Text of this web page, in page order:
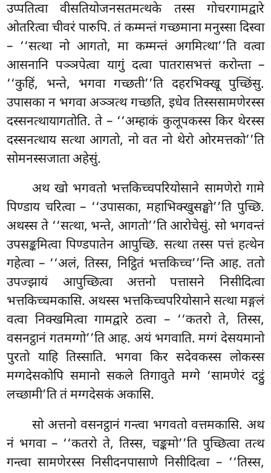
उप्पतित्वा वीसतियोजनसतमत्थके तस्स गोचरगामद्वारे
ओतरित्वा चीवरं पारुपि. तं कम्मन्तं गच्छमाना मनुस्सा दिस्वा
– ‘‘सत्था नो आगतो, मा कम्मन्तं अगमित्था’’ति वत्वा
आसनानि पञ्ञपेत्वा यागुं दत्वा पातरासभत्तं करोन्ता –
‘‘कुहिं, भन्ते, भगवा गच्छती’’ति दहरभिक्खू पुच्छिंसु.
उपासका न भगवा अञ्ञत्थ गच्छति, इधेव तिस्ससामणेरस्स
दस्सनत्थायागतोति. ते – ‘‘अम्हाकं कुलूपकस्स किर थेरस्स
दस्सनत्थाय सत्था आगतो, नो वत नो थेरो ओरमत्तको’’ति
सोमनस्सजाता अहेसुं.
अथ खो भगवतो भत्तकिच्चपरियोसाने सामणेरो गामे
पिण्डाय चरित्वा – ‘‘उपासका, महाभिक्खुसङ्घो’’ति पुच्छि.
अथस्स ते ‘‘सत्था, भन्ते, आगतो’’ति आरोचेसुं. सो भगवन्तं
उपसङ्कमित्वा पिण्डपातेन आपुच्छि. सत्था तस्स पत्तं हत्थेन
गहेत्वा – ‘‘अलं, तिस्स, निट्ठितं भत्तकिच्च’’न्ति आह. ततो
उपज्झायं आपुच्छित्वा अत्तनो पत्तासने निसीदित्वा
भत्तकिच्चमकासि. अथस्स भत्तकिच्चपरियोसाने सत्था मङ्गलं
वत्वा निक्खमित्वा गामद्वारे ठत्वा – ‘‘कतरो ते, तिस्स,
वसनट्ठानं गतमग्गो’’ति आह. अयं भगवाति. मग्गं देसयमानो
पुरतो याहि तिस्साति. भगवा किर सदेवकस्स लोकस्स
मग्गदेसकोपि समानो सकले तिगावुते मग्गे ‘सामणेरं दट्ठुं
लच्छामी’ति तं मग्गदेसकं अकासि.
सो अत्तनो वसनट्ठानं गन्त्वा भगवतो वत्तमकासि. अथ
नं भगवा – ‘‘कतरो ते, तिस्स, चङ्कमो’’ति पुच्छित्वा तत्थ
गन्त्वा सामणेरस्स निसीदनपासाणे निसीदित्वा – ‘‘तिस्स,